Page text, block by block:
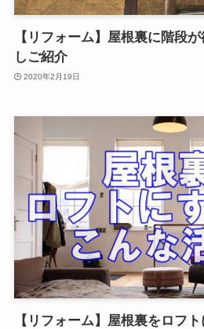
【リフォーム】屋根裏に階段
しご紹介
2020年2月19日
【リフォーム】屋根裏をロフ